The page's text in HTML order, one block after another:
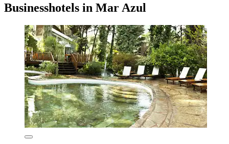
Businesshotels in Mar Azul